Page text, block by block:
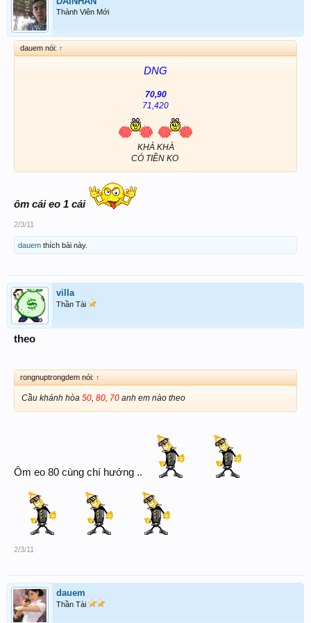
Thành Viên Mới
dauem nói: ↑
DNG
70,90
71,420
KHÀ KHÀ
CÓ TIỀN KO ​
ôm cái eo 1 cái
2/3/11
dauem thích bài này.
villa
Thần Tài
theo
rongnuptrongdem nói: ↑
Cầu khánh hòa 50, 80, 70 anh em nào theo
Ôm eo 80 cùng chí hướng ..
2/3/11
dauem
Thần Tài